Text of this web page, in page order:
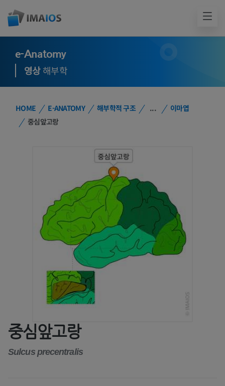
e-Anatomy
영상해부학
HOME E-ANATOMY 해부학적 구조 ...
이마엽
중심앞고랑
중심앞고랑
Sulcus precentralis